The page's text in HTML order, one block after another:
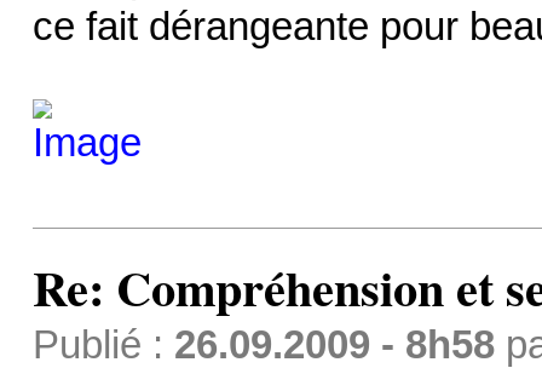
ce fait dérangeante pour
Re: Compréhension et
Publié : 26.09.2009 - 8h58